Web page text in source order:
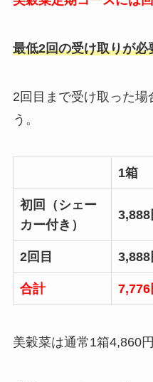
最低2回の受け取りが必
2回目まで受け取った場
う。
1箱
初回（シェー
カー付き）
3,888
2回目 3,888
合計 7,776
美穀菜は通常1箱4,860円